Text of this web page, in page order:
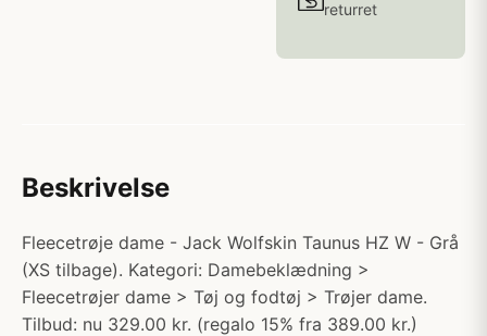
returret
Beskrivelse
Fleecetrøje dame - Jack Wolfskin Taunus HZ W - Grå
(XS tilbage). Kategori: Damebeklædning >
Fleecetrøjer dame > Tøj og fodtøj > Trøjer dame.
Tilbud: nu 329.00 kr. (regalo 15% fra 389.00 kr.)